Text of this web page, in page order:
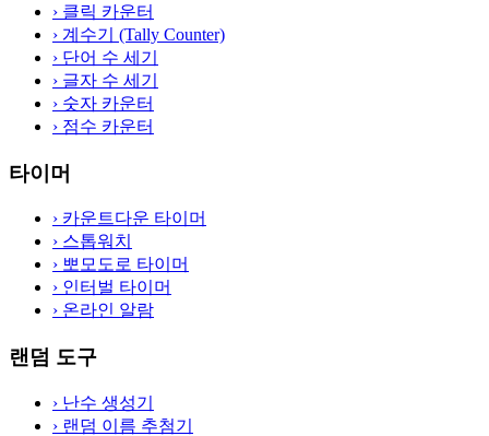
› 클릭 카운터
› 계수기 (Tally Counter)
› 단어 수 세기
› 글자 수 세기
› 숫자 카운터
› 점수 카운터
타이머
› 카운트다운 타이머
› 스톱워치
› 뽀모도로 타이머
› 인터벌 타이머
› 온라인 알람
랜덤 도구
› 난수 생성기
› 랜덤 이름 추첨기